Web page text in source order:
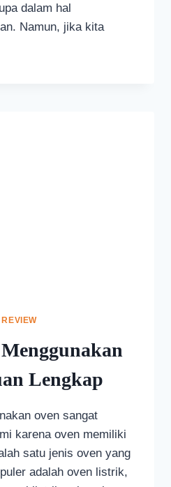
dalam hal
Namun, jika kita
REVIEW
Lengkap
oven sangat
karena oven memiliki
satu jenis oven yang
adalah oven listrik,